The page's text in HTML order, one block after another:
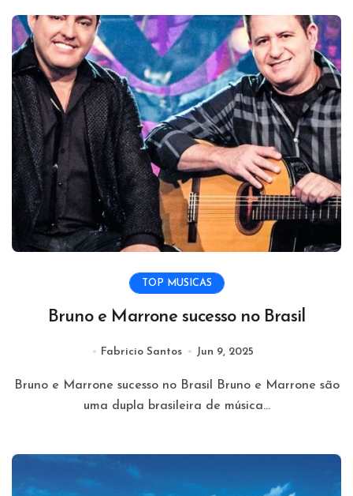
TOP MUSICAS
Bruno e Marrone sucesso no Brasil
Fabricio Santos Jun 9, 2025
Bruno e Marrone sucesso no Brasil Bruno e Marrone são
uma dupla brasileira de música...